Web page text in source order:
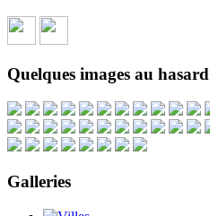
Quelques images au hasard
Galleries